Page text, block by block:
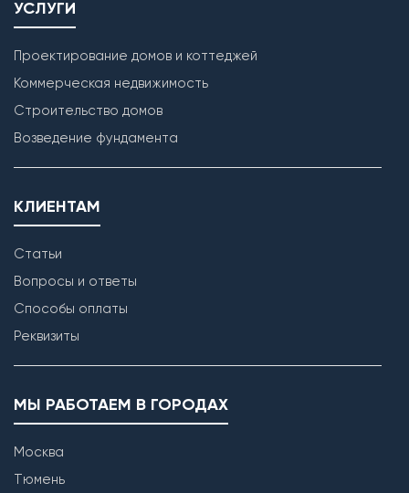
УСЛУГИ
Проектирование домов и коттеджей
Коммерческая недвижимость
Строительство домов
Возведение фундамента
КЛИЕНТАМ
Статьи
Вопросы и ответы
Способы оплаты
Реквизиты
МЫ РАБОТАЕМ В ГОРОДАХ
Москва
Тюмень